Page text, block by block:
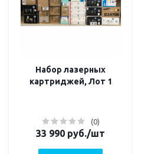
Набор лазерных
картриджей, Лот 1
(0)
33 990 руб./шт